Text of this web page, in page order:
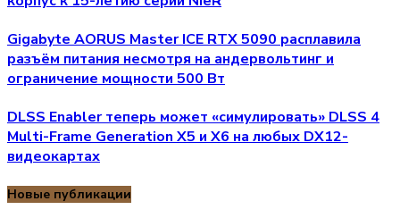
Gigabyte AORUS Master ICE RTX 5090 расплавила
разъём питания несмотря на андервольтинг и
ограничение мощности 500 Вт
DLSS Enabler теперь может «симулировать» DLSS 4
Multi-Frame Generation X5 и X6 на любых DX12-
видеокартах
Новые публикации